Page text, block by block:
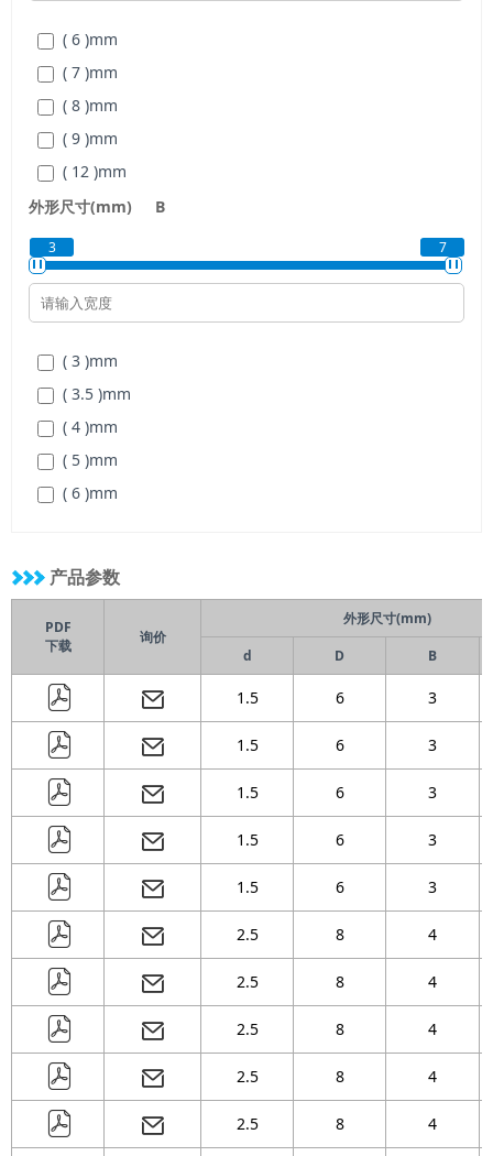
( 9 )mm
( 6 )mm
( 7 )mm
( 8 )mm
( 9 )mm
( 12 )mm
( 14 )mm
( 17 )
( 19 )mm
( 22 )mm
外形尺寸(mm) B
3 7
( 3 )mm
( 3.5 )mm
( 4 )mm
( 5 )mm
( 6 )mm
产品参数
PDF
下载
询价
外形尺寸(mm)
d
D B
1.5 6 3
1.5 6 3
1.5 6 3
1.5 6 3
1.5 6 3
2.5 8 4
2.5 8 4
2.5 8 4
2.5 8 4
2.5 8 4